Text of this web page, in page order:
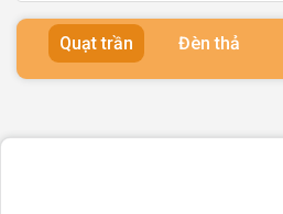
Quạt trần Đèn thả